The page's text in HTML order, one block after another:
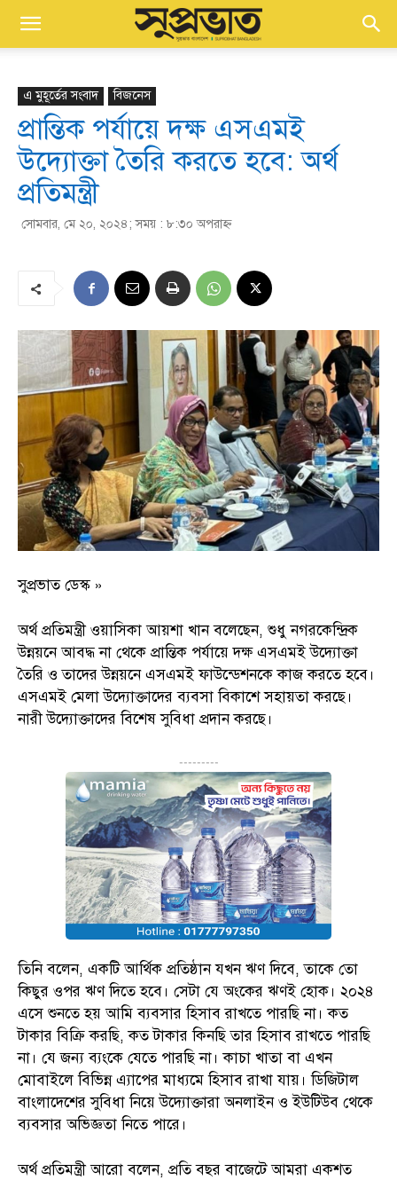
এ মুহূর্তের সংবাদ বিজনেস
প্রান্তিক পর্যায়ে দক্ষ এসএমই
উদ্যোক্তা তৈরি করতে হবে: অর্থ
প্রতিমন্ত্রী
সোমবার, মে ২০, ২০২৪; সময় : ৮:৩০ অপরাহ্ণ
সুপ্রভাত ডেস্ক »
অর্থ প্রতিমন্ত্রী ওয়াসিকা আয়শা খান বলেছেন, শুধু নগরকেন্দ্রিক
উন্নয়নে আবদ্ধ না থেকে প্রান্তিক পর্যায়ে দক্ষ এসএমই উদ্যোক্তা
তৈরি ও তাদের উন্নয়নে এসএমই ফাউন্ডেশনকে কাজ করতে হবে।
এসএমই মেলা উদ্যোক্তাদের ব্যবসা বিকাশে সহায়তা করছে।
নারী উদ্যোক্তাদের বিশেষ সুবিধা প্রদান করছে।
---------
তিনি বলেন, একটি আর্থিক প্রতিষ্ঠান যখন ঋণ দিবে, তাকে তো
কিছুর ওপর ঋণ দিতে হবে। সেটা যে অংকের ঋণই হোক। ২০২৪
এসে শুনতে হয় আমি ব্যবসার হিসাব রাখতে পারছি না। কত
টাকার বিক্রি করছি, কত টাকার কিনছি তার হিসাব রাখতে পারছি
না। যে জন্য ব্যংকে যেতে পারছি না। কাচা খাতা বা এখন
মোবাইলে বিভিন্ন এ্যাপের মাধ্যমে হিসাব রাখা যায়। ডিজিটাল
বাংলাদেশের সুবিধা নিয়ে উদ্যোক্তারা অনলাইন ও ইউটিউব থেকে
ব্যবসার অভিজ্ঞতা নিতে পারে।
অর্থ প্রতিমন্ত্রী আরো বলেন, প্রতি বছর বাজেটে আমরা একশত